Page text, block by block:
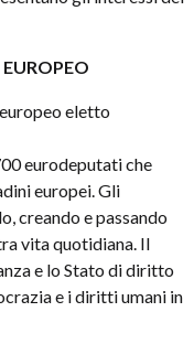
eletto
eurodeputati che
europei.Gli
creando e passando
vita quotidiana. Il
e lo Stato di diritto
e i diritti umani in